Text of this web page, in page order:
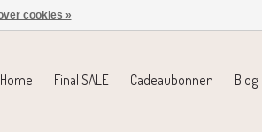
Home Final SALE Cadeaubonnen Blog
cookies »